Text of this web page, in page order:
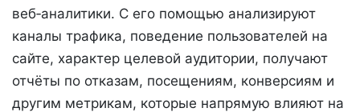
веб‑аналитики. С его помощью анализируют
каналы трафика, поведение пользователей на
сайте, характер целевой аудитории, получают
отчёты по отказам, посещениям, конверсиям и
другим метрикам, которые напрямую влияют на